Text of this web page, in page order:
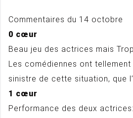
Commentaires du 14 octobre
0 cœur
Beau jeu des actrices mais
Les comédiennes ont
sinistre de cette situation, que
1 cœur
Performance des deux